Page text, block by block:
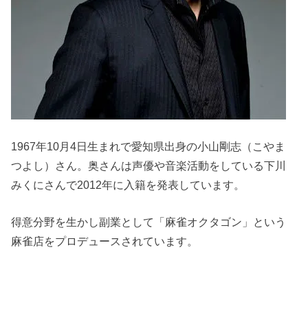
1967年10月4日生まれで愛知県出身の小山剛志（こやま
つよし）さん。奥さんは声優や音楽活動をしている下川
みくにさんで2012年に入籍を発表しています。
得意分野を生かし副業として「麻雀オクタゴン」という
麻雀店をプロデュースされています。